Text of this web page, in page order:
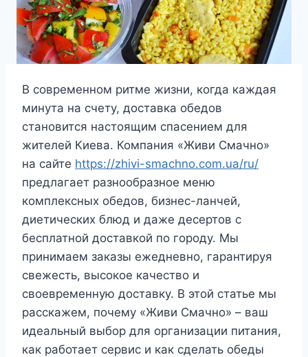
В современном ритме жизни, когда каждая
минута на счету, доставка обедов
становится настоящим спасением для
жителей Киева. Компания «Живи Смачно»
на сайте https://zhivi-smachno.com.ua/ru/
предлагает разнообразное меню
комплексных обедов, бизнес-ланчей,
диетических блюд и даже десертов с
бесплатной доставкой по городу. Мы
принимаем заказы ежедневно, гарантируя
свежесть, высокое качество и
своевременную доставку. В этой статье мы
расскажем, почему «Живи Смачно» – ваш
идеальный выбор для организации питания,
как работает сервис и как сделать обеды